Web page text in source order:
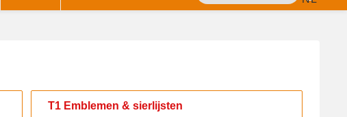
T1 Emblemen & sierlijsten
T1 Emblemen & sierlijsten